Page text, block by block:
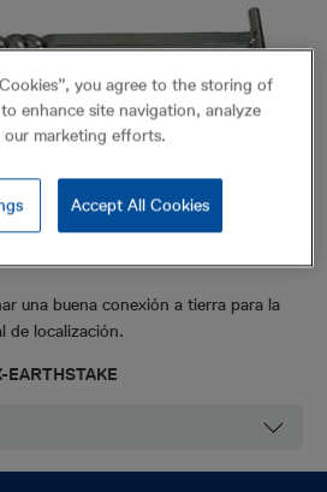
a tierra en espiral
una buena conexión a tierra para la
de localización.
you agree to the storing of
enhance site navigation, analyze
our marketing efforts.
Accept All Cookies